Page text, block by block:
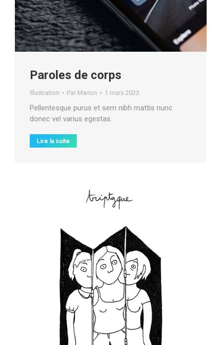
Paroles de corps
Illustration Par Marion 1 mars 2023
Pellentesque purus et sem nibh mattis nunc
donec vel varius egestas.
Lire la suite